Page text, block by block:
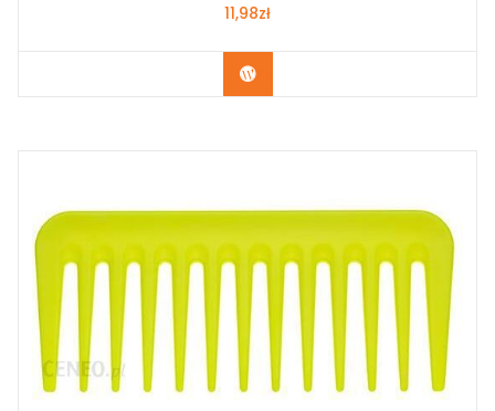
11,98zł
Zobacz